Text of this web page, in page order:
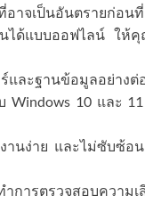
อาจเป็นอันตรายก่อน
ได้แบบออฟไลน์ ให้
และฐานข้อมูลอย่าง
Windows 10 และ
านง่าย และไม่ซับซ้
รวจสอบความเสี่ย